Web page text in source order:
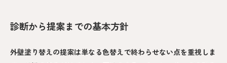
診断から提案までの基本方針
外壁塗り替えの提案は単なる色替えで終わらせない点を重視しま